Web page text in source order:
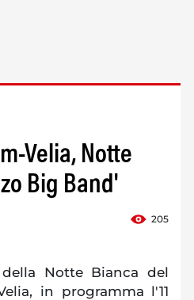
Velia, Notte
Big Band'
205
della Notte Bianca del
in programma l'11